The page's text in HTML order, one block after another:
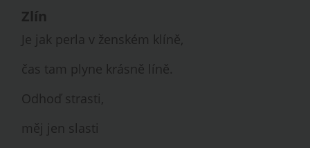
Zlín
Je jak perla v ženském klíně,
čas tam plyne krásně líně.
Odhoď strasti,
měj jen slasti